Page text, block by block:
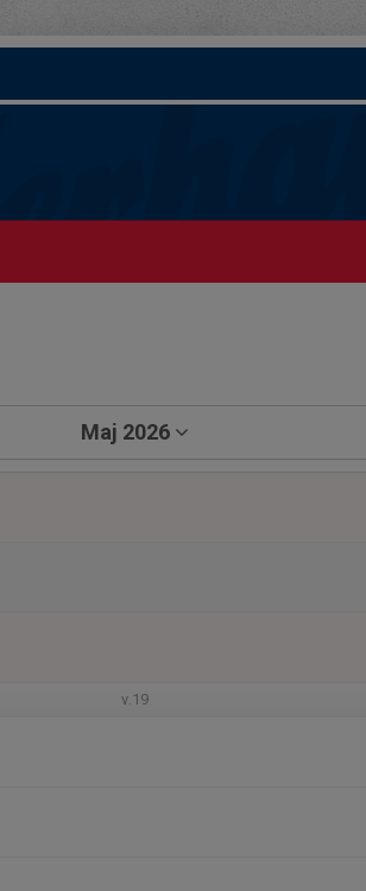
Maj 2026
v.19